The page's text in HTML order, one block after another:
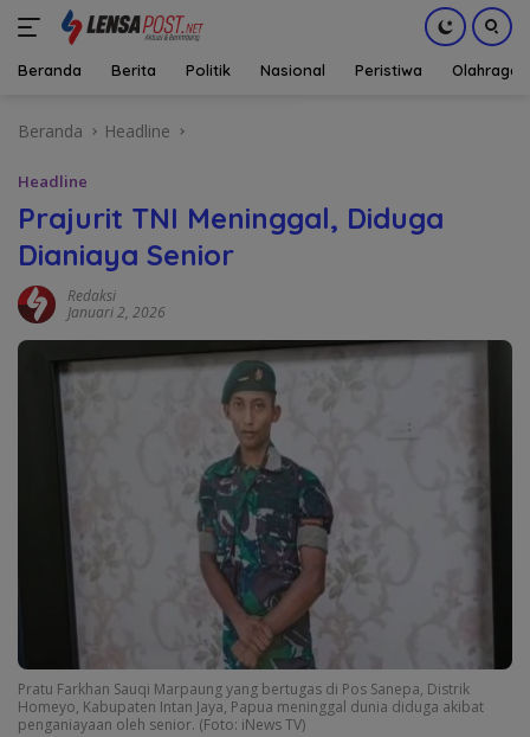
Beranda Berita Politik Nasional Peristiwa Olahraga
Beranda Headline
Headline
Prajurit TNI Meninggal, Diduga
Dianiaya Senior
Redaksi
Januari 2, 2026
Pratu Farkhan Sauqi Marpaung yang bertugas di Pos Sanepa, Distrik
Homeyo, Kabupaten Intan Jaya, Papua meninggal dunia diduga akibat
penganiayaan oleh senior. (Foto: iNews TV)